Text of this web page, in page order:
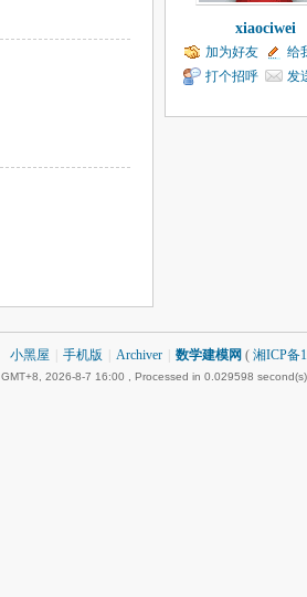
xiaociwei
加为好友
给
打个招呼
发
小黑屋 手机版 Archiver 数学建模网 ( 湘ICP备
GMT+8, 2026-8-7 16:00 , Processed in 0.029598